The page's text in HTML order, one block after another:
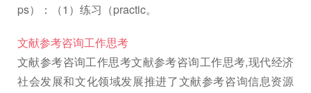
ps）：（1）练习（practic。
文献参考咨询工作思考
文献参考咨询工作思考文献参考咨询工作思考,现代经济
社会发展和文化领域发展推进了文献参考咨询信息资源